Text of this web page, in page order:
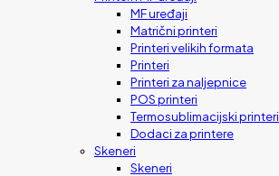
MF uređaji
Matrični printeri
Printeri velikih formata
Printeri
Printeri za naljepnice
POS printeri
Termosublimacijski printeri
Dodaci za printere
Skeneri
Skeneri